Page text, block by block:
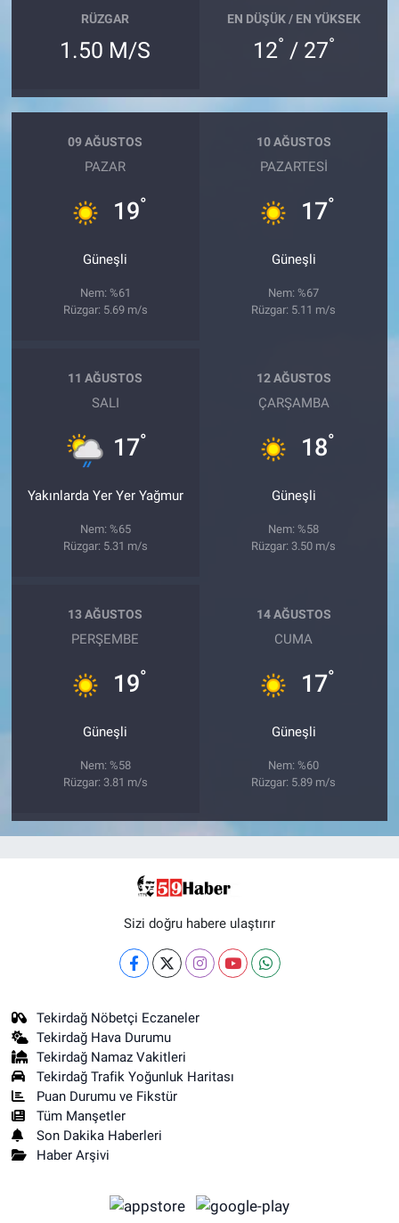
RÜZGAR
1.50 M/S
EN DÜŞÜK / EN YÜKSEK
12° / 27°
09 AĞUSTOS
PAZAR
19°
Güneşli
Nem: %61
Rüzgar: 5.69 m/s
10 AĞUSTOS
PAZARTESI
17°
Güneşli
Nem: %67
Rüzgar: 5.11 m/s
11 AĞUSTOS
SALI
17°
Yakınlarda Yer Yer Yağmur
Nem: %65
Rüzgar: 5.31 m/s
12 AĞUSTOS
ÇARŞAMBA
18°
Güneşli
Nem: %58
Rüzgar: 3.50 m/s
13 AĞUSTOS
PERŞEMBE
19°
Güneşli
Nem: %58
Rüzgar: 3.81 m/s
14 AĞUSTOS
CUMA
17°
Güneşli
Nem: %60
Rüzgar: 5.89 m/s
Sizi doğru habere ulaştırır
Tekirdağ Nöbetçi Eczaneler
Tekirdağ Hava Durumu
Tekirdağ Namaz Vakitleri
Tekirdağ Trafik Yoğunluk Haritası
Puan Durumu ve Fikstür
Tüm Manşetler
Son Dakika Haberleri
Haber Arşivi